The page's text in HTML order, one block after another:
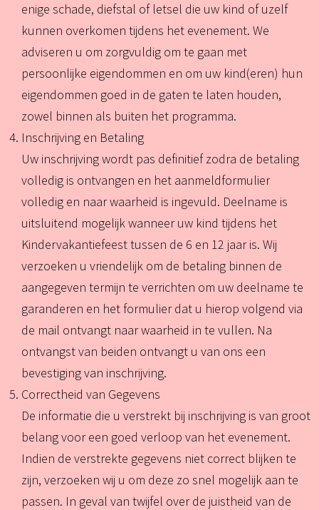
enige schade, diefstal of letsel die uw kind of uzelf
kunnen overkomen tijdens het evenement. We
adviseren u om zorgvuldig om te gaan met
persoonlijke eigendommen en om uw kind(eren) hun
eigendommen goed in de gaten te laten houden,
zowel binnen als buiten het programma.
Inschrijving en Betaling
Uw inschrijving wordt pas definitief zodra de betaling
volledig is ontvangen en het aanmeldformulier
volledig en naar waarheid is ingevuld. Deelname is
uitsluitend mogelijk wanneer uw kind tijdens het
Kindervakantiefeest tussen de 6 en 12 jaar is. Wij
verzoeken u vriendelijk om de betaling binnen de
aangegeven termijn te verrichten om uw deelname te
garanderen en het formulier dat u hierop volgend via
de mail ontvangt naar waarheid in te vullen. Na
ontvangst van beiden ontvangt u van ons een
bevestiging van inschrijving.
Correctheid van Gegevens
De informatie die u verstrekt bij inschrijving is van groot
belang voor een goed verloop van het evenement.
Indien de verstrekte gegevens niet correct blijken te
zijn, verzoeken wij u om deze zo snel mogelijk aan te
passen. In geval van twijfel over de juistheid van de